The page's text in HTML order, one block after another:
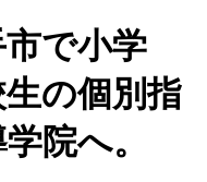
で小学
の個別指
院へ。